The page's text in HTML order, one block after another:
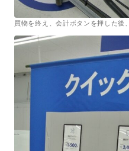
買物を終え、会計ボタンを押した後